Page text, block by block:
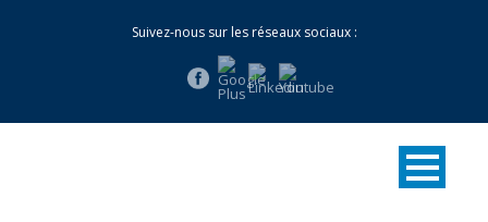
Suivez-nous sur les réseaux sociaux :